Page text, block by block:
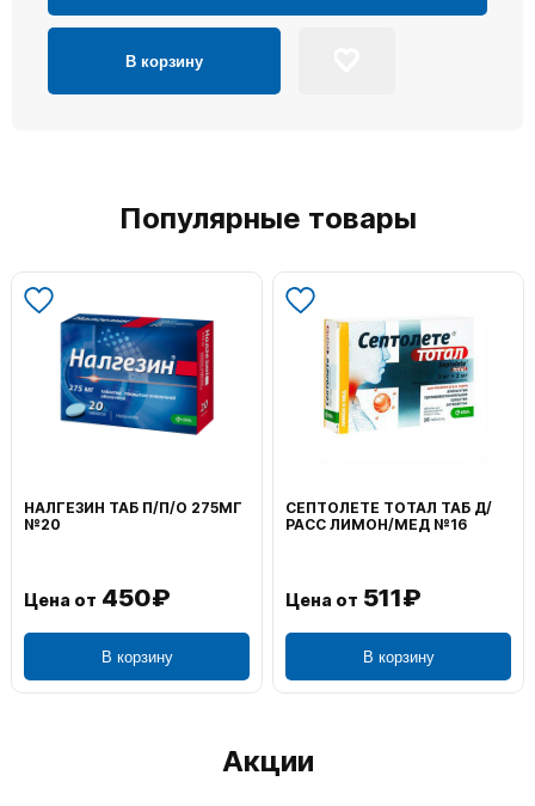
В корзину
Популярные товары
НАЛГЕЗИН ТАБ П/П/О 275МГ
№20
Цена от 450₽
В корзину
СЕПТОЛЕТЕ ТОТАЛ ТАБ Д/
РАСС ЛИМОН/МЕД №16
Цена от 511₽
В корзину
Акции